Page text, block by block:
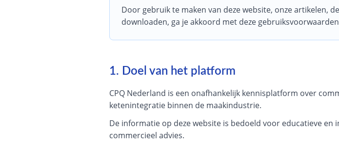
Door gebruik te maken van deze website, onze artikelen,
downloaden, ga je akkoord met deze
1. Doel van het platform
CPQ Nederland is een onafhankelijk kennisplatform over
ketenintegratie binnen de maakindustrie.
De informatie op deze website is bedoeld voor educatieve
commercieel advies.